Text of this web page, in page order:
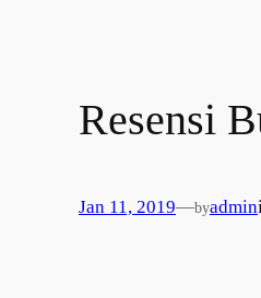
Resensi
Jan 11, 2019—byadmin